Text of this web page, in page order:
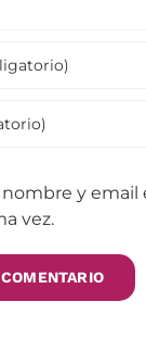
y email
vez.